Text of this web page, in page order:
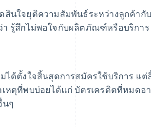
สินใจยุติความสัมพันธ์ระหว่างลูกค้ากั
รู้สึกไม่พอใจกับผลิตภัณฑ์หรือบริการ
ได้ตั้งใจสิ้นสุดการสมัครใช้บริการ แต่
หตุที่พบบ่อยได้แก่ บัตรเครดิตที่หมดอ
นๆ